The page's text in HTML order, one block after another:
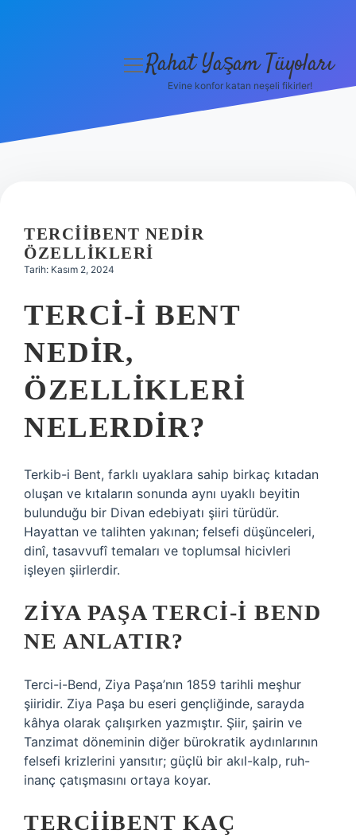
Hakkımızda
menüyü
Rahat Yaşam Tüyoları
Evine konfor katan neşeli fikirler!
TERCIIBENT NEDIR
ÖZELLIKLERI
Tarih: Kasım 2, 2024
TERCI-I BENT
NEDIR,
ÖZELLIKLERI
NELERDIR?
Terkib-i Bent, farklı uyaklara sahip birkaç kıtadan
oluşan ve kıtaların sonunda aynı uyaklı beyitin
bulunduğu bir Divan edebiyatı şiiri türüdür.
Hayattan ve talihten yakınan; felsefi düşünceleri,
dinî, tasavvufî temaları ve toplumsal hicivleri
işleyen şiirlerdir.
ZIYA PAŞA TERCI-I BEND
NE ANLATIR?
Terci-i-Bend, Ziya Paşa’nın 1859 tarihli meşhur
şiiridir. Ziya Paşa bu eseri gençliğinde, sarayda
kâhya olarak çalışırken yazmıştır. Şiir, şairin ve
Tanzimat döneminin diğer bürokratik aydınlarının
felsefi krizlerini yansıtır; güçlü bir akıl-kalp, ruh-
inanç çatışmasını ortaya koyar.
TERCIIBENT KAÇ